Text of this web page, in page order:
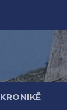
KRONIKË